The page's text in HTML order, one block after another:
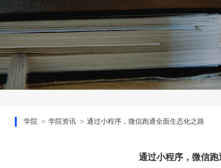
学院 学院资讯 通过小程序，微信跑通全面生态化之路
通过小程序，微信